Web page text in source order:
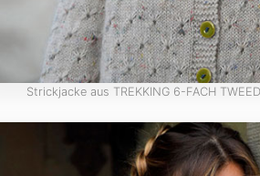
Strickjacke aus TREKKING 6-FACH